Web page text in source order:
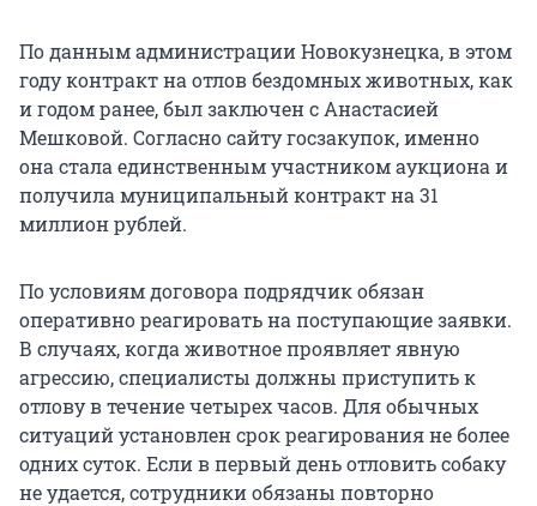
По данным администрации Новокузнецка, в этом
году контракт на отлов бездомных животных, как
и годом ранее, был заключен с Анастасией
Мешковой. Согласно сайту госзакупок, именно
она стала единственным участником аукциона и
получила муниципальный контракт на 31
миллион рублей.
По условиям договора подрядчик обязан
оперативно реагировать на поступающие заявки.
В случаях, когда животное проявляет явную
агрессию, специалисты должны приступить к
отлову в течение четырех часов. Для обычных
ситуаций установлен срок реагирования не более
одних суток. Если в первый день отловить собаку
не удается, сотрудники обязаны повторно